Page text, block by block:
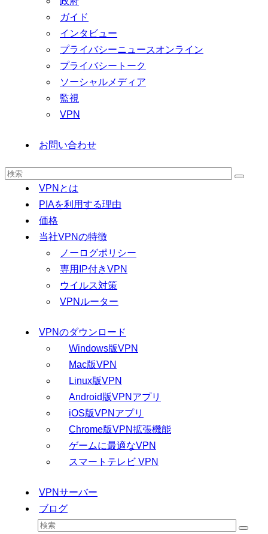
ガイド
インタビュー
プライバシーニュースオンライン
プライバシートーク
ソーシャルメディア
監視
VPN
お問い合わせ
VPNとは
PIAを利用する理由
価格
当社VPNの特徴
ノーログポリシー
専用IP付きVPN
ウイルス対策
VPNルーター
VPNのダウンロード
Windows版VPN
Mac版VPN
Linux版VPN
Android版VPNアプリ
iOS版VPNアプリ
Chrome版VPN拡張機能
ゲームに最適なVPN
スマートテレビ VPN
VPNサーバー
ブログ